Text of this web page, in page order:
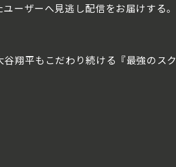
ーザーへ見逃し配信をお届けする。
翔平もこだわり続ける『最強のスク